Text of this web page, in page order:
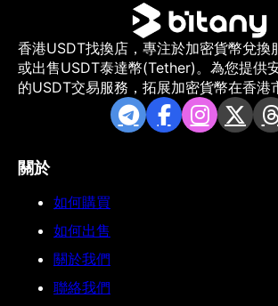
香港USDT找換店，專注於加密貨幣兌換
或出售USDT泰達幣(Tether)。為您提供
的USDT交易服務，拓展加密貨幣在香港
關於
如何購買
如何出售
關於我們
聯絡我們